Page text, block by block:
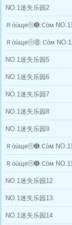
NO.1迷失乐园2
Ｒòùщеⓝ➑.Ⅽòм NO.1
Ｒòùщеⓝ⑧.Ⅽòм NO.1
NO.1迷失乐园5
NO.1迷失乐园6
NO.1迷失乐园7
NO.1迷失乐园8
NO.1迷失乐园9
Ｒòùщеⓝ➑.Ⅽòм NO.1
Ｒòùщеⓝ➑.Ⅽòм NO.1
NO.1迷失乐园12
NO.1迷失乐园13
NO.1迷失乐园14